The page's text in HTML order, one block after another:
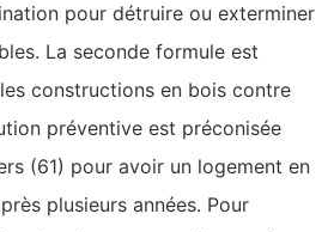
pour détruire ou exterminer
La seconde formule est
constructions en bois contre
préventive est préconisée
(61) pour avoir un logement en
plusieurs années. Pour